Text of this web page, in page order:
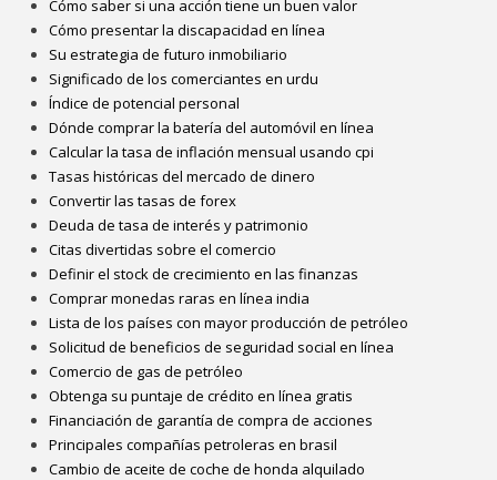
Cómo saber si una acción tiene un buen valor
Cómo presentar la discapacidad en línea
Su estrategia de futuro inmobiliario
Significado de los comerciantes en urdu
Índice de potencial personal
Dónde comprar la batería del automóvil en línea
Calcular la tasa de inflación mensual usando cpi
Tasas históricas del mercado de dinero
Convertir las tasas de forex
Deuda de tasa de interés y patrimonio
Citas divertidas sobre el comercio
Definir el stock de crecimiento en las finanzas
Comprar monedas raras en línea india
Lista de los países con mayor producción de petróleo
Solicitud de beneficios de seguridad social en línea
Comercio de gas de petróleo
Obtenga su puntaje de crédito en línea gratis
Financiación de garantía de compra de acciones
Principales compañías petroleras en brasil
Cambio de aceite de coche de honda alquilado